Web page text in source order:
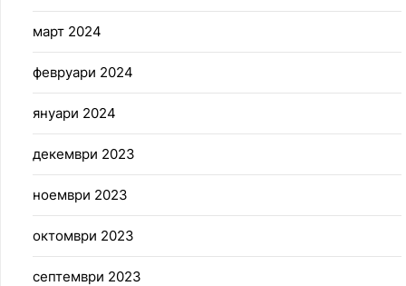
март 2024
февруари 2024
януари 2024
декември 2023
ноември 2023
октомври 2023
септември 2023